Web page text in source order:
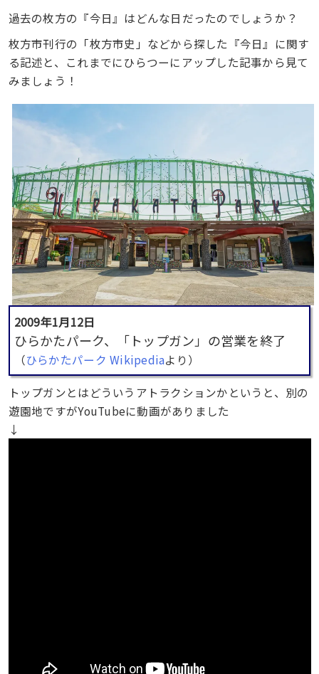
過去の枚方の『今日』はどんな日だったのでしょうか？
枚方市刊行の「枚方市史」などから探した『今日』に関す
る記述と、これまでにひらつーにアップした記事から見て
みましょう！
2009年1月12日
ひらかたパーク、「トップガン」の営業を終了
（ひらかたパーク Wikipediaより）
トップガンとはどういうアトラクションかというと、別の
遊園地ですがYouTubeに動画がありました
↓